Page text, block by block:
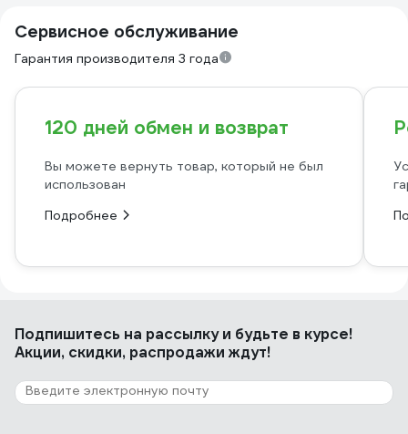
Сервисное обслуживание
Гарантия производителя 3 года
120 дней обмен и возврат
Вы можете вернуть товар, который не был
использован
Подробнее
Подпишитесь на рассылкуи будьте в курсе!
Акции, скидки, распродажи ждут!